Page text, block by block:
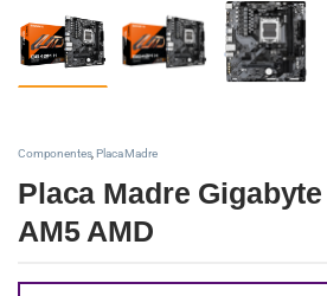
Componentes,Placa Madre
Placa Madre
AM5 AMD